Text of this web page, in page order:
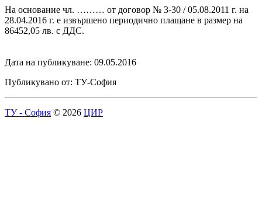
На основание чл. ……… от договор № 3-30 / 05.08.2011 г. на
28.04.2016 г. е извършено периодично плащане в размер на
86452,05 лв. с ДДС.
Дата на публикуване: 09.05.2016
Публикувано от: ТУ-София
ТУ - София © 2026 ЦИР